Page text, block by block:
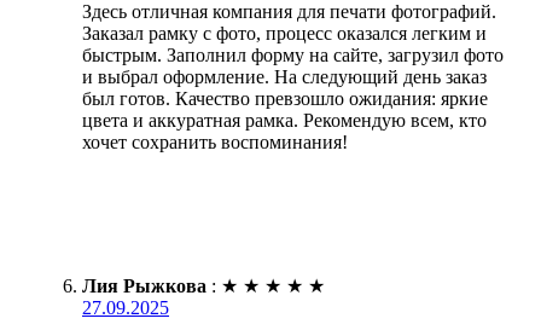
Здесь отличная компания для печати фотографий.
Заказал рамку с фото, процесс оказался легким и
быстрым. Заполнил форму на сайте, загрузил фото
и выбрал оформление. На следующий день заказ
был готов. Качество превзошло ожидания: яркие
цвета и аккуратная рамка. Рекомендую всем, кто
хочет сохранить воспоминания!
Лия Рыжкова : ★ ★ ★ ★ ★
27.09.2025